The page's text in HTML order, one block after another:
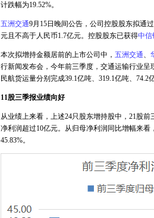
计跌幅为19.52%。
五洲交通9月15日晚间公告，公司控股股东拟通
元且不高于人民币1.7亿元。控股股东已获得中信
本次拟增持金额居前的上市公司中， 五洲交通、
行新闻发布会，今年前三季度，交通运输行业呈
民航货运量分别完成39.1亿吨、319.1亿吨、74.2
11股三季报业绩向好
从业绩上来看，上述24只股东增持股中，21股前
净利润超过10亿元。从归母净利润同比增幅来
45.83%。